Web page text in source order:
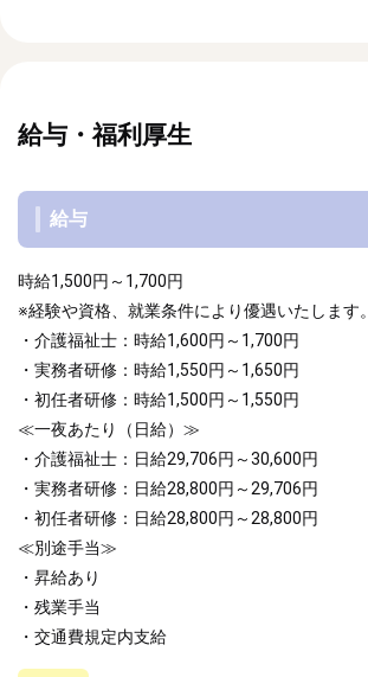
給与・福利厚生
給与
時給1,500円～1,700円
※経験や資格、就業条件により優遇いたします。
・介護福祉士：時給1,600円～1,700円
・実務者研修：時給1,550円～1,650円
・初任者研修：時給1,500円～1,550円
≪一夜あたり（日給）≫
・介護福祉士：日給29,706円～30,600円
・実務者研修：日給28,800円～29,706円
・初任者研修：日給28,800円～28,800円
≪別途手当≫
・昇給あり
・残業手当
・交通費規定内支給